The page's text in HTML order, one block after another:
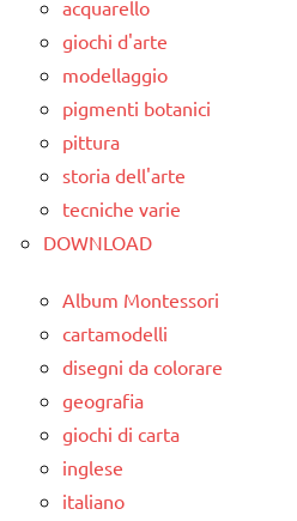
acquarello
giochi d'arte
modellaggio
pigmenti botanici
pittura
storia dell'arte
tecniche varie
DOWNLOAD
Album Montessori
cartamodelli
disegni da colorare
geografia
giochi di carta
inglese
italiano